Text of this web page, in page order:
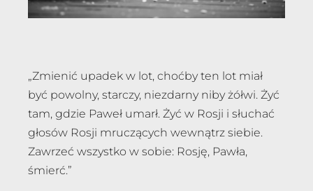
„Zmienić upadek w lot, choćby ten lot miał
być powolny, starczy, niezdarny niby żółwi. Żyć
tam, gdzie Paweł umarł. Żyć w Rosji i słuchać
głosów Rosji mruczących wewnątrz siebie.
Zawrzeć wszystko w sobie: Rosję, Pawła,
śmierć.”